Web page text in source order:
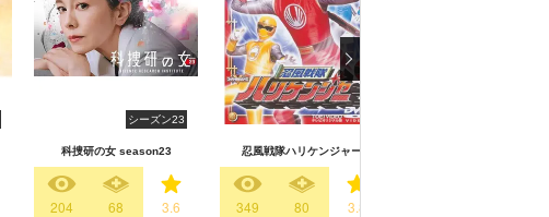
シーズン23
科捜研の女 season23
204 68 3.6
忍風戦隊ハリケンジャー
349 80 3.8